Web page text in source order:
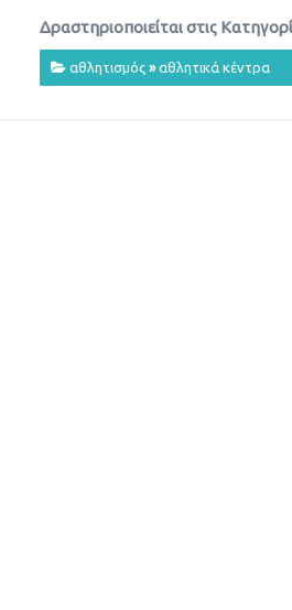
Δραστηριοποιείται στις
αθλητισμός »αθλητικά κέντρα